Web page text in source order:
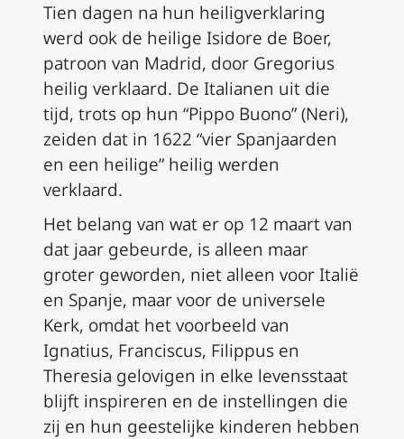
Tien dagen na hun heiligverklaring
werd ook de heilige Isidore de Boer,
patroon van Madrid, door Gregorius
heilig verklaard. De Italianen uit die
tijd, trots op hun “Pippo Buono” (Neri),
zeiden dat in 1622 “vier Spanjaarden
en een heilige” heilig werden
verklaard.
Het belang van wat er op 12 maart van
dat jaar gebeurde, is alleen maar
groter geworden, niet alleen voor Italië
en Spanje, maar voor de universele
Kerk, omdat het voorbeeld van
Ignatius, Franciscus, Filippus en
Theresia gelovigen in elke levensstaat
blijft inspireren en de instellingen die
zij en hun geestelijke kinderen hebben